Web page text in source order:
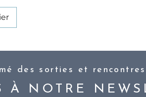
des sorties et
À NOTRE